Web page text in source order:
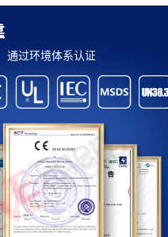
通过环境体系认证